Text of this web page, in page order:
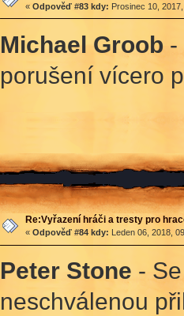
« Odpověď #83 kdy: Prosinec 10,
Michael Groob -
porušení vícero
Re:Vyřazení hráči a tresty pro
« Odpověď #84 kdy: Leden 06, 2018,
Peter Stone -
neschválenou